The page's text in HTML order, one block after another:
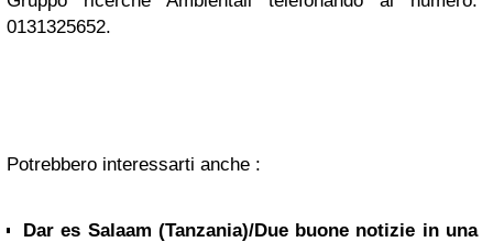
0131325652.
Potrebbero interessarti anche :
Dar es Salaam (Tanzania)/Due buone notizie in una